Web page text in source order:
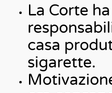
La Corte ha
casa
sigarette.